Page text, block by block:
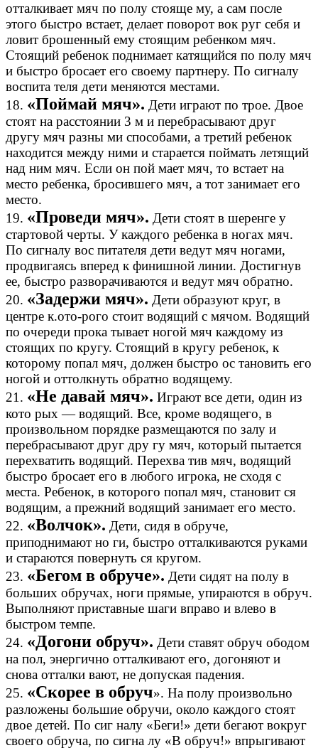
отталкивает мяч по полу стояще му, а сам после
этого быстро встает, делает поворот вок руг себя и
ловит брошенный ему стоящим ребенком мяч.
Стоящий ребенок поднимает катящийся по полу мяч
и быстро бросает его своему партнеру. По сигналу
воспита теля дети меняются местами.
18. «Поймай мяч». Дети играют по трое. Двое
стоят на расстоянии 3 м и перебрасывают друг
другу мяч разны ми способами, а третий ребенок
находится между ними и старается поймать летящий
над ним мяч. Если он пой мает мяч, то встает на
место ребенка, бросившего мяч, а тот занимает его
место.
19. «Проведи мяч». Дети стоят в шеренге у
стартовой черты. У каждого ребенка в ногах мяч.
По сигналу вос питателя дети ведут мяч ногами,
продвигаясь вперед к финишной линии. Достигнув
ее, быстро разворачиваются и ведут мяч обратно.
20. «Задержи мяч». Дети образуют круг, в
центре к.ото-рого стоит водящий с мячом. Водящий
по очереди прока тывает ногой мяч каждому из
стоящих по кругу. Стоящий в кругу ребенок, к
которому попал мяч, должен быстро ос тановить его
ногой и оттолкнуть обратно водящему.
21. «Не давай мяч». Играют все дети, один из
кото рых — водящий. Все, кроме водящего, в
произвольном порядке размещаются по залу и
перебрасывают друг дру гу мяч, который пытается
перехватить водящий. Перехва тив мяч, водящий
быстро бросает его в любого игрока, не сходя с
места. Ребенок, в которого попал мяч, становит ся
водящим, а прежний водящий занимает его место.
22. «Волчок». Дети, сидя в обруче,
приподнимают но ги, быстро отталкиваются руками
и стараются повернуть ся кругом.
23. «Бегом в обруче». Дети сидят на полу в
больших обручах, ноги прямые, упираются в обруч.
Выполняют приставные шаги вправо и влево в
быстром темпе.
24. «Догони обруч». Дети ставят обруч ободом
на пол, энергично отталкивают его, догоняют и
снова отталки вают, не допуская падения.
25. «Скорее в обруч». На полу произвольно
разложены большие обручи, около каждого стоят
двое детей. По сиг налу «Беги!» дети бегают вокруг
своего обруча, по сигна лу «В обруч!» впрыгивают